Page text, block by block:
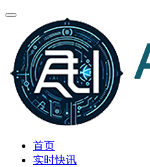
首页
实时快讯